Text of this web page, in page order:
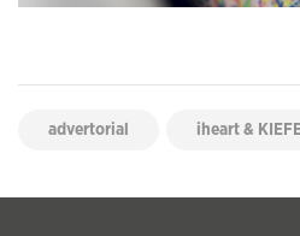
advertorial iheart &